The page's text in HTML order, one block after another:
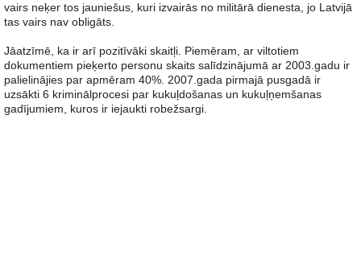
vairs neķer tos jauniešus, kuri izvairās no militārā dienesta, jo Latvijā
tas vairs nav obligāts.
Jāatzīmē, ka ir arī pozitīvāki skaitļi. Piemēram, ar viltotiem
dokumentiem pieķerto personu skaits salīdzinājumā ar 2003.gadu ir
palielinājies par apmēram 40%. 2007.gada pirmajā pusgadā ir
uzsākti 6 kriminālprocesi par kukuļdošanas un kukuļņemšanas
gadījumiem, kuros ir iejaukti robežsargi.